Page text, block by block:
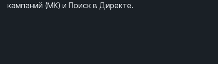
кампаний (МК) и Поиск в Директе.